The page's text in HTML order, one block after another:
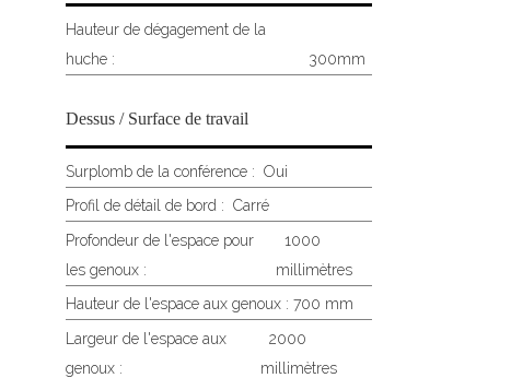
Hauteur de dégagement de la
huche :
300mm
Dessus / Surface de travail
Surplomb de la conférence : Oui
Profil de détail de bord : Carré
Profondeur de l'espace pour
les genoux :
1000
millimètres
Hauteur de l'espace aux genoux : 700 mm
Largeur de l'espace aux
genoux :
2000
millimètres